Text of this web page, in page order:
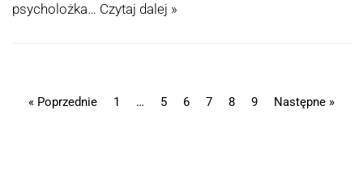
psycholożka… Czytaj dalej »
« Poprzednie 1 … 5 6 7 8 9 Następne »